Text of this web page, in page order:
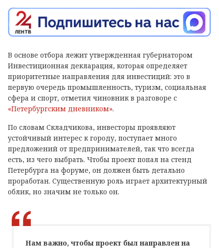
В основе отбора лежит утвержденная губернатором
Инвестиционная декларация, которая определяет
приоритетные направления для инвестиций: это в
первую очередь промышленность, туризм, социальная
сфера и спорт, отметил чиновник в разговоре с
«Петербургским дневником».
По словам Складчикова, инвесторы проявляют
устойчивый интерес к городу, поступает много
предложений от предпринимателей, так что всегда
есть, из чего выбрать. Чтобы проект попал на стенд
Петербурга на форуме, он должен быть детально
проработан. Существенную роль играет архитектурный
облик, но значим не только он.
Нам важно, чтобы проект был направлен на